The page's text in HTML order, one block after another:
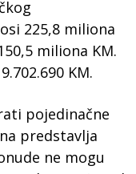
225,8 miliona
miliona KM.
KM.
pojedinačne
predstavlja
ne mogu